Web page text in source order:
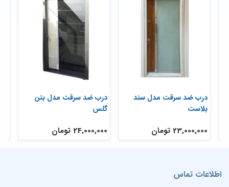
درب ضد سرقت مدل بتن
گلس
24,000,000 تومان
درب ضد سرقت مدل سند
بلاست
23,000,000 تومان
اطلاعات تماس